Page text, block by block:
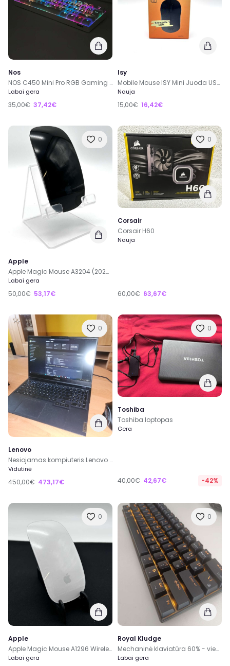
Nos
NOS C450 Mini Pro RGB Gaming Mechaninė Klaviatūra
Labai gera
35,00€ 37,42€
Isy
Mobile Mouse ISY Mini Juoda USB Laidinė Pelė
Nauja
15,00€ 16,42€
0
Apple
Apple Magic Mouse A3204 (2024) Wireless Juoda Belaidė Pelė
Labai gera
50,00€ 53,17€
0
Corsair
Corsair H60
Nauja
60,00€ 63,67€
0
Lenovo
Nesiojamas kompiuteris Lenovo Legion 5 15ACH6H
Vidutinė
450,00€ 473,17€
0
Toshiba
Toshiba loptopas
Gera
40,00€ 42,67€ -42%
0
Apple
Apple Magic Mouse A1296 Wireless Belaidė Pelė
Labai gera
0
Royal Kludge
Mechaninė klaviatūra 60% - vienos spalvos
Labai gera